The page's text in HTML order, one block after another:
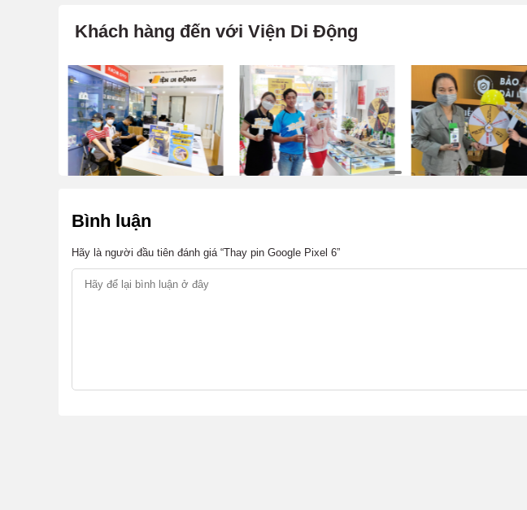
Khách hàng đến với Viện Di Động
Bình luận
Hãy là người đầu tiên đánh giá “Thay pin Google Pixel 6”